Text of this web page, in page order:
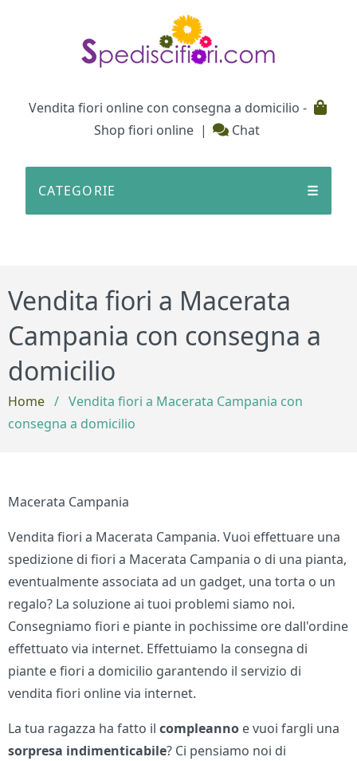
Vendita fiori online con consegna a domicilio -
Shop fiori online | Chat
CATEGORIE ☰
Vendita fiori a Macerata
Campania con consegna a
domicilio
Home / Vendita fiori a Macerata Campania con
consegna a domicilio
Macerata Campania
Vendita fiori a Macerata Campania. Vuoi effettuare una
spedizione di fiori a Macerata Campania o di una pianta,
eventualmente associata ad un gadget, una torta o un
regalo? La soluzione ai tuoi problemi siamo noi.
Consegniamo fiori e piante in pochissime ore dall'ordine
effettuato via internet. Effettuiamo la consegna di
piante e fiori a domicilio garantendo il servizio di
vendita fiori online via internet.
La tua ragazza ha fatto ilcompleanno e vuoi fargli una
sorpresa indimenticabile? Ci pensiamo noi di